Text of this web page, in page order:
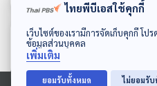
ดาวน์โหลด Thai PBS Podcast Application
ตอนที่เกี่ยวข้อง
ไทยพีบีเอสใช้คุกกี้
เว็บไซต์ของเรามีการจัดเก็บคุกกี้ โ
ข้อมูลส่วนบุคคล
เพิ่มเติม
ยอมรับทั้งหมด ไม่ยอมรั